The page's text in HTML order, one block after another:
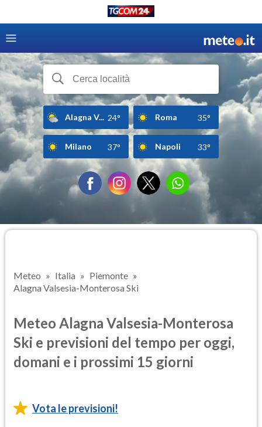
Alagna V... 24° Roma 35°
Milano 37° Napoli 33°
Meteo Italia
Piemonte
Alagna Valsesia-Monterosa Ski
Meteo Alagna Valsesia-Monterosa
Ski e previsioni del tempo per oggi,
domani e i prossimi 15 giorni
Vota le previsioni!